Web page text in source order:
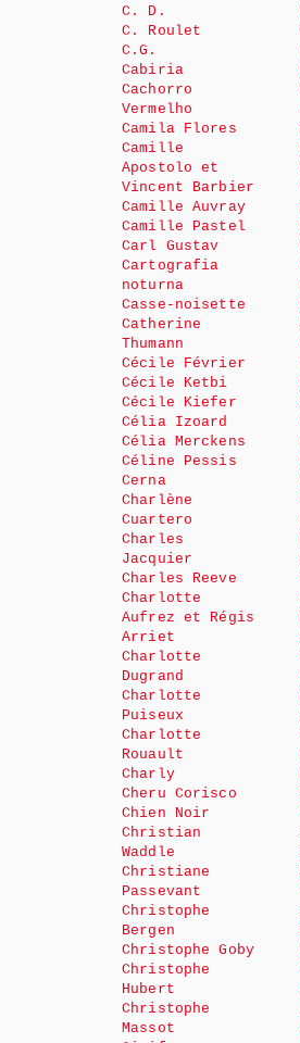
C. D.
C. Roulet
C.G.
Cabiria
Cachorro
Vermelho
Camila Flores
Camille
Apostolo et
Vincent Barbier
Camille Auvray
Camille Pastel
Carl Gustav
Cartografia
noturna
Casse-noisette
Catherine
Thumann
Cécile Février
Cécile Ketbi
Cécile Kiefer
Célia Izoard
Célia Merckens
Céline Pessis
Cerna
Charlène
Cuartero
Charles
Jacquier
Charles Reeve
Charlotte
Aufrez et Régis
Arriet
Charlotte
Dugrand
Charlotte
Puiseux
Charlotte
Rouault
Charly
Cheru Corisco
Chien Noir
Christian
Waddle
Christiane
Passevant
Christophe
Bergen
Christophe Goby
Christophe
Hubert
Christophe
Massot